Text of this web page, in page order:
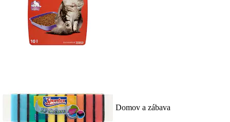
Domov a zábava